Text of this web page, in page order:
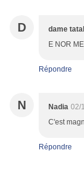
D dame
E NOR
Répondre
N Nadia 02/
C'est
Répondre